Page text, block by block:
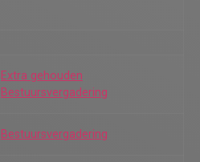
Extra gehouden
Bestuursvergadering
Bestuursvergadering